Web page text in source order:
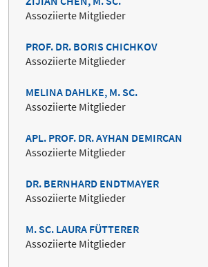
Assoziierte Mitglieder
PROF. DR. BORIS CHICHKOV
Assoziierte Mitglieder
MELINA DAHLKE, M. SC.
Assoziierte Mitglieder
APL. PROF. DR. AYHAN DEMIRCAN
Assoziierte Mitglieder
DR. BERNHARD ENDTMAYER
Assoziierte Mitglieder
M. SC. LAURA FÜTTERER
Assoziierte Mitglieder